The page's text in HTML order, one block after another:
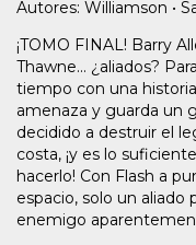
Autores: Williamson •
¡TOMO FINAL! Barry
Thawne... ¿aliados?
tiempo con una
amenaza y guarda un
decidido a destruir el
costa, ¡y es lo
hacerlo! Con Flash a
espacio, solo un aliado
enemigo